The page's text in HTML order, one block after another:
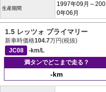
生産期間
1997年09月～200
0年06月
1.5 レッツォ プライマリー
新車時価格104.7万円(税抜)
JC08
-km/L
満タンでどこまで走る？
-km